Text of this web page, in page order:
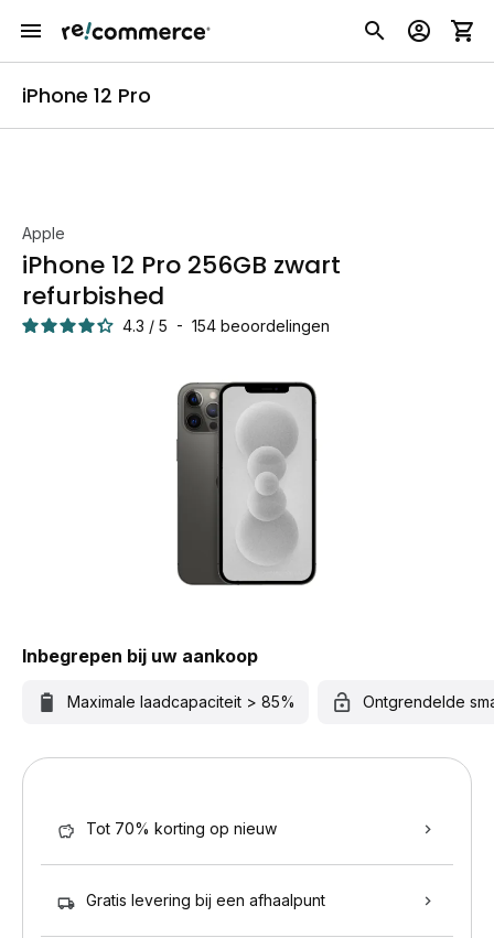
iPhone 12 Pro
Apple
iPhone 12 Pro 256GB zwart
refurbished
4.3 / 5 - 154 beoordelingen
Inbegrepen bij uw aankoop
Maximale laadcapaciteit > 85% Ontgrendelde
Tot 70% korting op nieuw
Gratis levering bij een afhaalpunt